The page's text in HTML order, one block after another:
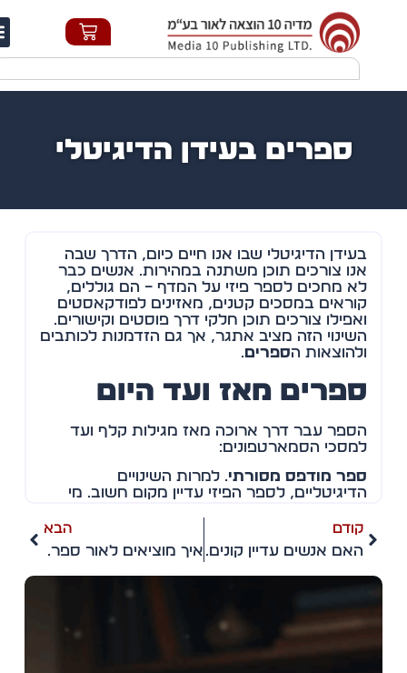
ספרים בעידן הדיגיטלי
בעידן הדיגיטלי שבו אנו חיים כיום, הדרך שבה
אנו צורכים תוכן משתנה במהירות. אנשים כבר
לא מחכים לספר פיזי על המדף – הם גוללים,
קוראים במסכים קטנים, מאזינים לפודקאסטים
ואפילו צורכים תוכן חלקי דרך פוסטים וקישורים.
השינוי הזה מציב אתגר, אך גם הזדמנות לכותבים
ולהוצאות הספרים.
ספרים מאז ועד היום
הספר עבר דרך ארוכה מאז מגילות קלף ועד
למסכי הסמארטפונים:
ספר מודפס מסורתי. למרות השינויים
הדיגיטליים, לספר הפיזי עדיין מקום חשוב. מי
הקריאה בספר, ימצא ב
ייחודית. ההוצאות לאור המסורתיות ממשיכות
להשקיע בעימוד מוקפד, כריכה מעוצבת והדפסה
איכותית.
הוצאות הספרים משיקות גם ספרי בפורמט
דיגיטלי, מה שמאפשר לקרוא על גבי טאבלט או
סמארטפון. הדיגיטל מביא איתו נוחות, נגישות
האם אנשים עדיין קונים וקוראים ספרי בישול?